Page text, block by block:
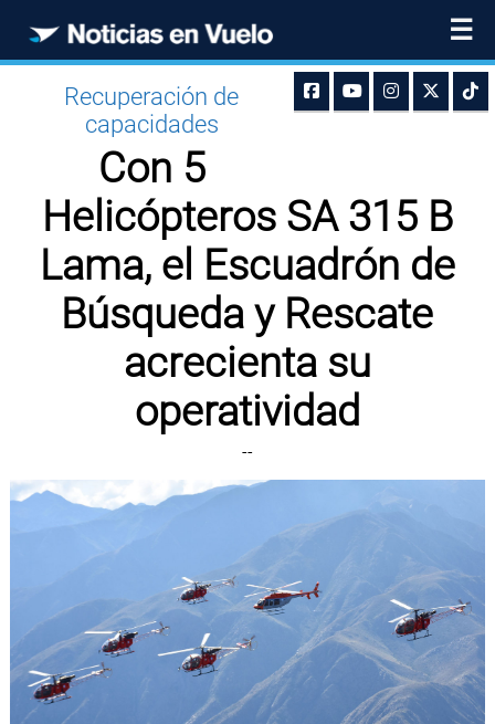
☰
Recuperación de
capacidades
Con 5
Helicópteros SA 315 B
Lama, el Escuadrón de
Búsqueda y Rescate
acrecienta su
operatividad
--